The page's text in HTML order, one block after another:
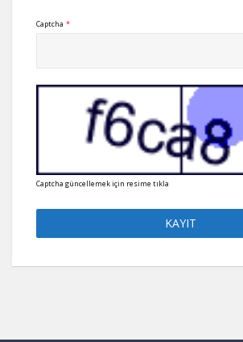
Captcha *
Captcha güncellemek için resime tıkla